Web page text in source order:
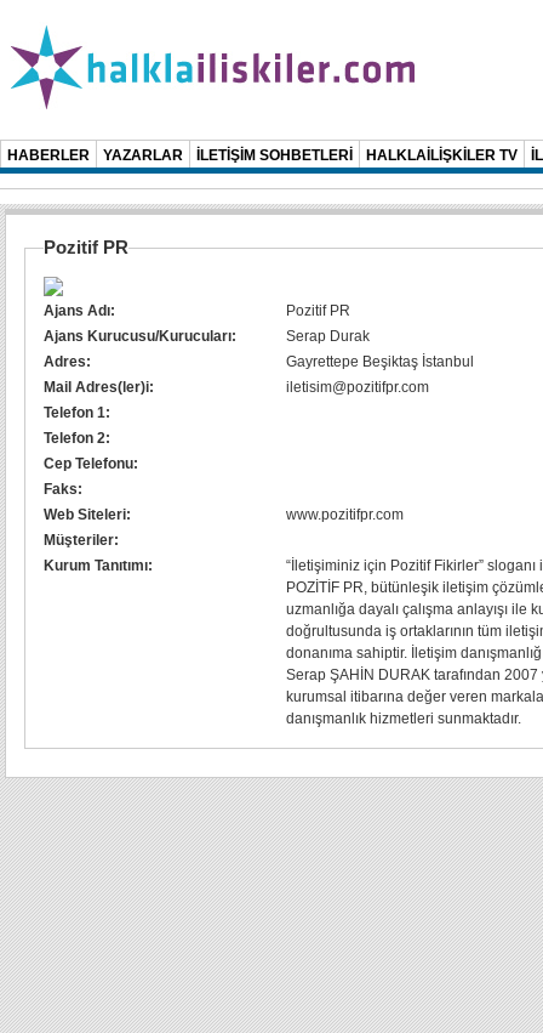
HABERLER YAZARLAR İLETİŞİM SOHBETLERİ HALKLAİLİŞKİLER TV
Pozitif PR
Ajans Adı:
Pozitif PR
Ajans Kurucusu/Kurucuları:
Serap Durak
Adres:
Gayrettepe Beşiktaş İstanbul
Mail Adres(ler)i:
iletisim@pozitifpr.com
Telefon 1:
Telefon 2:
Cep Telefonu:
Faks:
Web Siteleri:
www.pozitifpr.com
Müşteriler:
Kurum Tanıtımı:
“İletişiminiz için Pozitif Fikirler” sloganı
POZİTİF PR, bütünleşik iletişim
uzmanlığa dayalı çalışma anlayışı ile
doğrultusunda iş ortaklarının tüm
donanıma sahiptir. İletişim
Serap ŞAHİN DURAK tarafından 2007
kurumsal itibarına değer veren
danışmanlık hizmetleri sunmaktadır.